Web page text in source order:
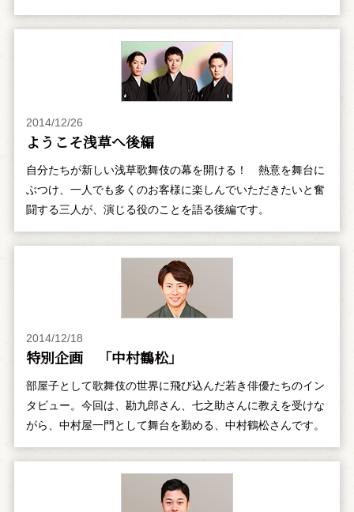
2014/12/26
ようこそ浅草へ――後編
自分たちが新しい浅草歌舞伎の幕を開ける！ 熱意を舞台に
ぶつけ、一人でも多くのお客様に楽しんでいただきたいと奮
闘する三人が、演じる役のことを語る後編です。
2014/12/18
特別企画 「中村鶴松」
部屋子として歌舞伎の世界に飛び込んだ若き俳優たちのイン
タビュー。今回は、勘九郎さん、七之助さんに教えを受けな
がら、中村屋一門として舞台を勤める、中村鶴松さんです。